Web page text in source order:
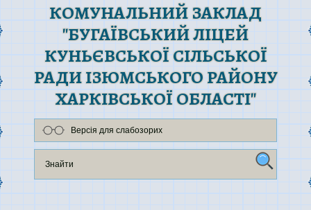
КОМУНАЛЬНИЙ ЗАКЛАД
"БУГАЇВСЬКИЙ ЛІЦЕЙ
КУНЬЄВСЬКОЇ СІЛЬСЬКОЇ
РАДИ ІЗЮМСЬКОГО РАЙОНУ
ХАРКІВСЬКОЇ ОБЛАСТІ"
Версія для слабозорих